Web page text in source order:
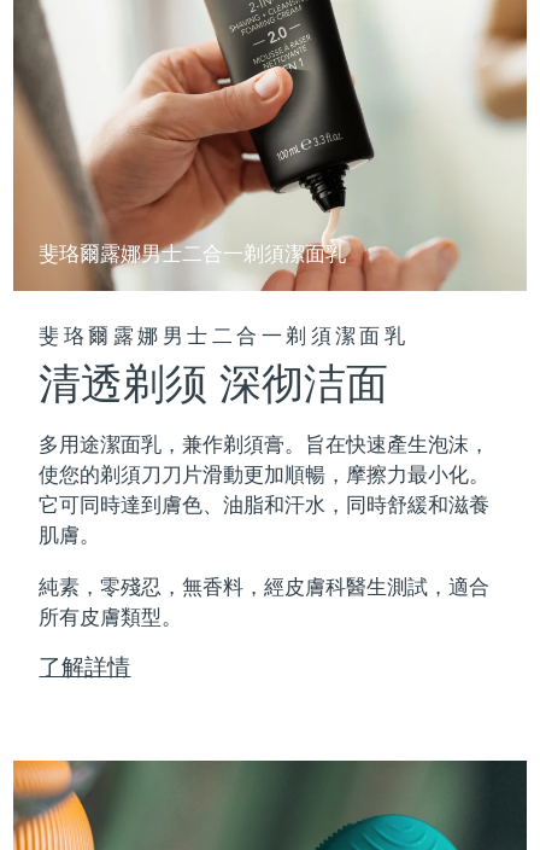
斐珞爾露娜男士二合一剃須潔面乳
斐珞爾露娜男士二合一剃須潔面乳
清透剃须 深彻洁面
多用途潔面乳，兼作剃須膏。旨在快速產生泡沫，
使您的剃須刀刀片滑動更加順暢，摩擦力最小化。
它可同時達到膚色、油脂和汗水，同時舒緩和滋養
肌膚。
純素，零殘忍，無香料，經皮膚科醫生測試，適合
所有皮膚類型。
了解詳情